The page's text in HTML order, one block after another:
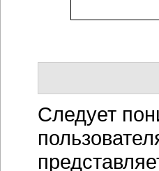
Следует